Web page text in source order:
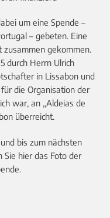
um eine Spende –
– gebeten. Eine
zusammen gekommen.
durch Herrn Ulrich
in Lissabon und
die Organisation der
war, an „Aldeias de
überreicht.
bis zum nächsten
Sie hier das Foto der